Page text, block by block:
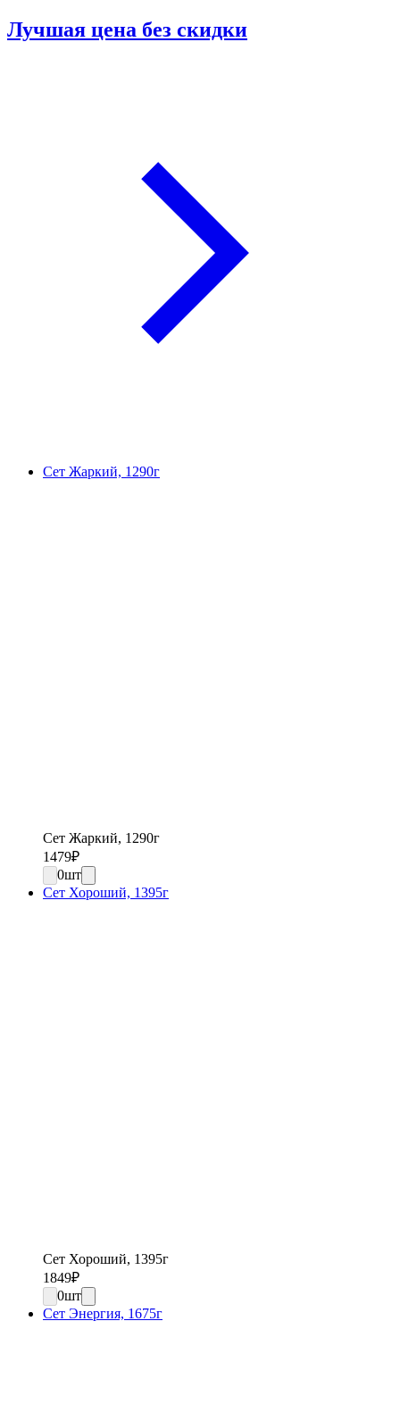
Лучшая цена без скидки
Сет Жаркий, 1290г
Сет Жаркий, 1290г
1479₽
0шт
Сет Хороший, 1395г
Сет Хороший, 1395г
1849₽
0шт
Сет Энергия, 1675г